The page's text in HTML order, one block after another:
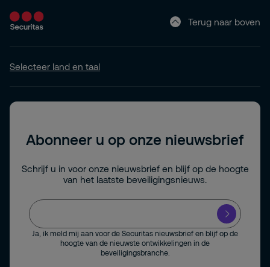
Terug naar boven
Selecteer land en taal
Abonneer u op onze nieuwsbrief
Schrijf u in voor onze nieuwsbrief en blijf op de hoogte
van het laatste beveiligingsnieuws.
Ja, ik meld mij aan voor de Securitas nieuwsbrief en blijf op de
hoogte van de nieuwste ontwikkelingen in de
beveiligingsbranche.